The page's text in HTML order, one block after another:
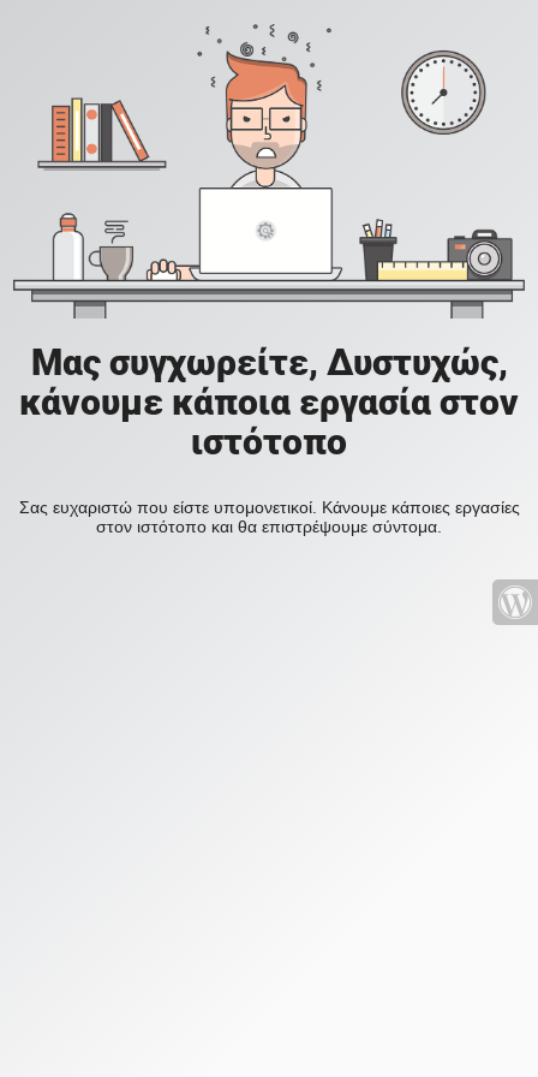
Μας συγχωρείτε, Δυστυχώς,
κάνουμε κάποια εργασία στον
ιστότοπο
Σας ευχαριστώ που είστε υπομονετικοί. Κάνουμε κάποιες εργασίες
στον ιστότοπο και θα επιστρέψουμε σύντομα.